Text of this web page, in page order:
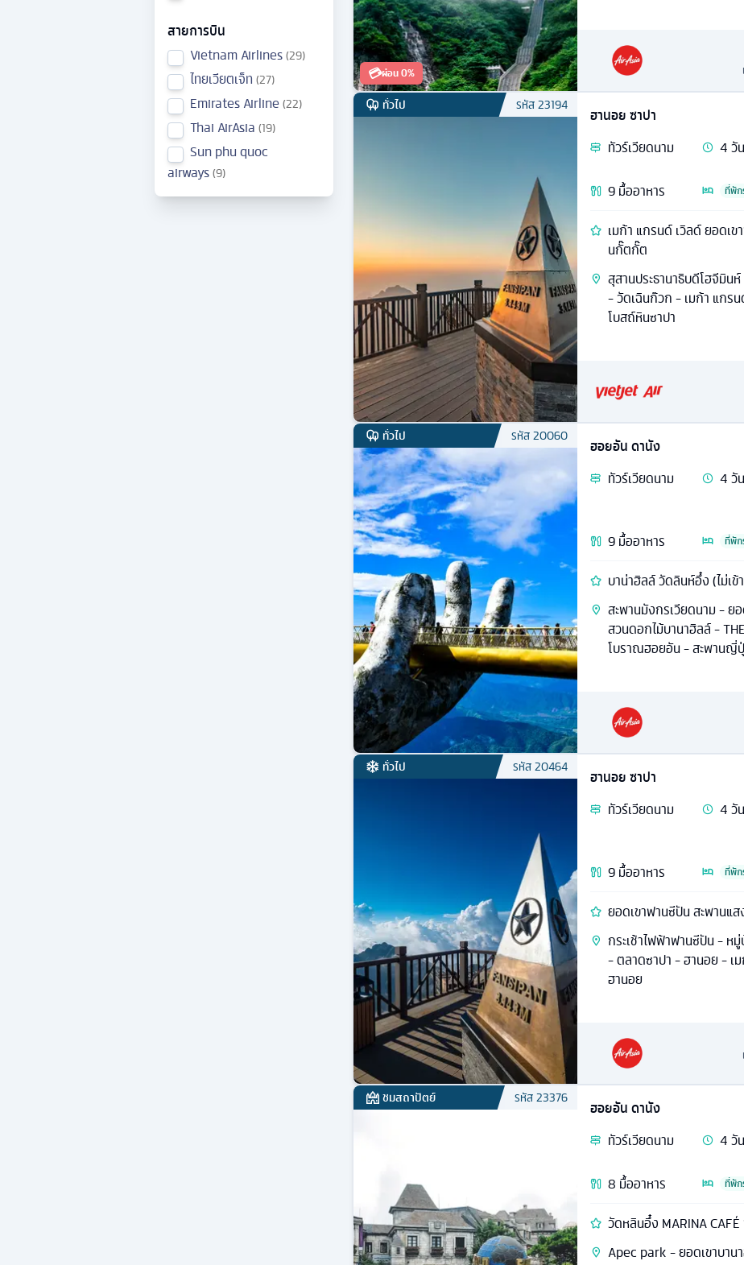
สายการบิน
Vietnam Airlines 29
ไทยเวียตเจ็ท 27
Emirates Airline 22
Thai AirAsia 19
Sun phu quoc
airways 9
💳ผ่อน 0%
ทั่วไป รหัส23194
ฮานอย ซาปา
ทัวร์เวียดนาม 4วั
9มื้ออาหาร ที่พัก
เมก้า แกรนด์ เวิลด์ ยอดเ
นกั๊ตกั๊ต
สุสานประธานาธิบดีโฮจีมิ
- วัดเฉินก๊วก - เมก้า แกร
โบสถ์หินซาปา
ทั่วไป รหัส20060
ฮอยอัน ดานัง
ทัวร์เวียดนาม 4วั
9มื้ออาหาร ที่พัก
บาน่าฮิลล์ วัดลินห์อึ๋ง (ไม่เ
สะพานมังกรเวียดนาม - ย
สวนดอกไม้บานาฮิลล์ -
โบราณฮอยอัน - สะพานญี่ปุ่
ทั่วไป รหัส20464
ฮานอย ซาปา
ทัวร์เวียดนาม 4วั
9มื้ออาหาร ที่พัก
ยอดเขาฟานซีปัน สะพานแ
กระเช้าไฟฟ้าฟานซีปัน - ห
- ตลาดซาปา - ฮานอย - เ
ฮานอย
ชมสถาปัตย์ รหัส23376
ฮอยอัน ดานัง
ทัวร์เวียดนาม 4วั
8 มื้ออาหาร ที่พัก
วัดหลินอึ๋ง MARINA
Apec park - ยอดเขาบาน